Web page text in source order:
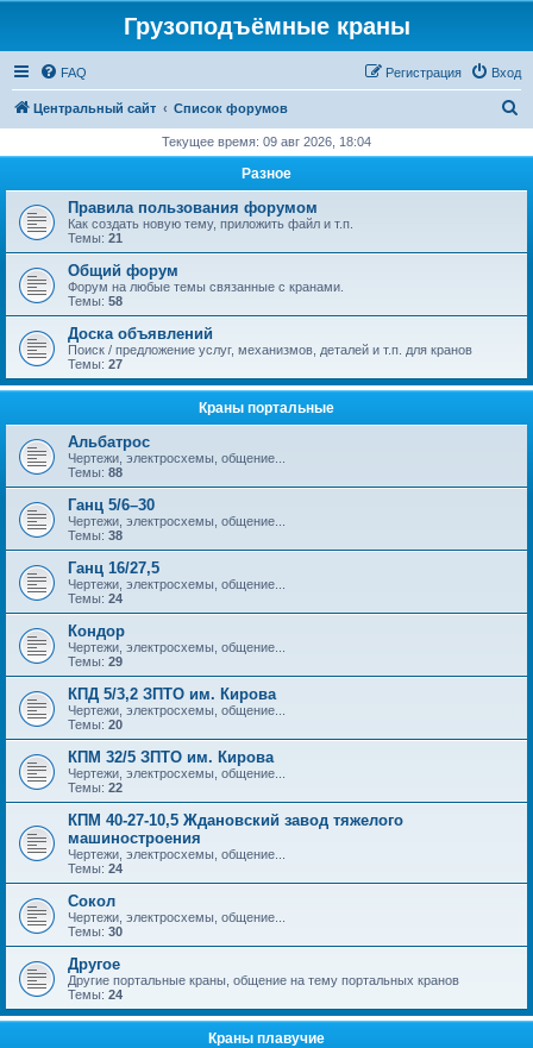
Грузоподъёмные краны
FAQ Вход
Регистрация
Центральный сайт Список форумов
с
Текущее время: 09 авг 2026, 18:04
Разное
Правила пользования форумом
Как создать новую тему, приложить файл и т.п.
Темы: 21
Общий форум
Форум на любые темы связанные с кранами.
Темы: 58
Доска объявлений
Поиск / предложение услуг, механизмов, деталей и т.п. для кранов
Темы: 27
Краны портальные
Альбатрос
Чертежи, электросхемы, общение...
Темы: 88
Ганц 5/6–30
Чертежи, электросхемы, общение...
Темы: 38
Ганц 16/27,5
Чертежи, электросхемы, общение...
Темы: 24
Кондор
Чертежи, электросхемы, общение...
Темы: 29
КПД 5/3,2 ЗПТО им. Кирова
Чертежи, электросхемы, общение...
Темы: 20
КПМ 32/5 ЗПТО им. Кирова
Чертежи, электросхемы, общение...
Темы: 22
КПМ 40-27-10,5 Ждановский завод тяжелого
машиностроения
Чертежи, электросхемы, общение...
Темы: 24
Сокол
Чертежи, электросхемы, общение...
Темы: 30
Другое
Другие портальные краны, общение на тему портальных кранов
Темы: 24
Краны плавучие